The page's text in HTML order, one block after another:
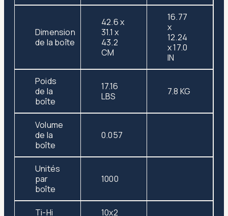
Dimension
de la boîte
42.6 x
31.1 x
43.2
CM
16.77
x
12.24
x 17.0
IN
Poids
de la
boîte
17.16
LBS
7.8 KG
Volume
de la
boîte
0.057
Unités
par
boîte
1000
Ti-Hi 10x2